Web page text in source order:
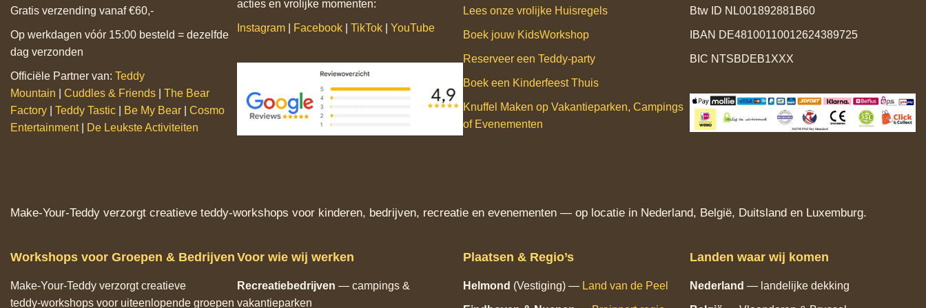
Gratis verzending vanaf €60,-
Op werkdagen vóór 15:00 besteld = dezelfde
dag verzonden
Officiële Partner van: Teddy
Mountain
Cuddles & Friends
The Bear
Factory
Teddy Tastic Be My Bear
Cosmo
Entertainment| De Leukste Activiteiten
acties en vrolijke momenten:
Instagram| Facebook| TikTok| YouTube
Lees onze vrolijke Huisregels
Boek jouw KidsWorkshop
Reserveer een Teddy‑party
Boek een Kinderfeest Thuis
Knuffel Maken op Vakantieparken, Campings
of Evenementen
Btw ID NL001892881B60
IBAN DE48100110012624389725
BIC NTSBDEB1XXX
Make‑Your‑Teddy verzorgt creatieve teddy‑workshops voor kinderen, bedrijven, recreatie en evenementen — op locatie in Nederland, België, Duitsland en Luxemburg.
Workshops voor Groepen & Bedrijven
Make‑Your‑Teddy verzorgt creatieve
teddy‑workshops voor uiteenlopende groepen
Voor wie wij werken
Recreatiebedrijven — campings &
vakantieparken
Plaatsen & Regio’s
Helmond (Vestiging) — Land van de Peel
Landen waar wij komen
Nederland — landelijke dekking